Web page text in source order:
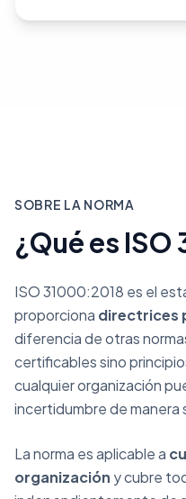
SOBRE LA NORMA
¿Qué es ISO
ISO 31000:2018 es el
proporciona directrices
diferencia de otras
certificables sino
cualquier organización
incertidumbre de manera
La norma es aplicable a
organización y cubre